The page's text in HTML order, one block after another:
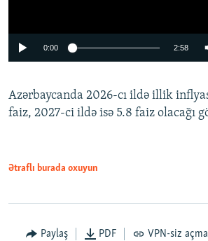
0:00 2:58
Azərbaycanda 2026-cı ildə illik
faiz, 2027-ci ildə isə 5.8 faiz olacağı
Ətraflı burada oxuyun
Paylaş PDF VPN-siz